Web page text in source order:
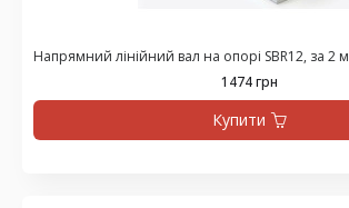
Напрямний лінійний вал на опорі SBR12, за 2 м
1474 грн
Купити